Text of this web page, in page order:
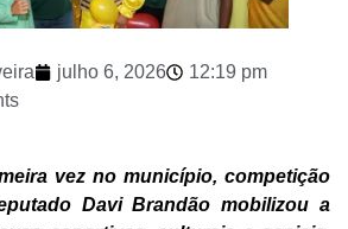
julho 6, 2026
12:19 pm
vez no município, competição
Davi Brandão mobilizou a